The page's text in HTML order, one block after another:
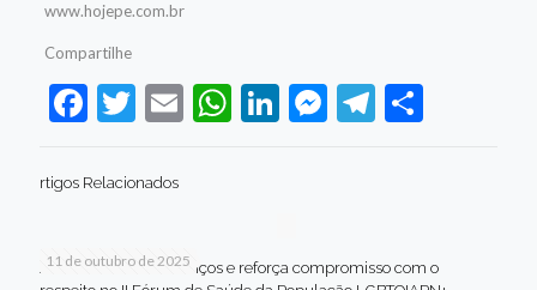
www.hojepe.com.br
Compartilhe
Facebook
Twitter
EmailWhatsApp
LinkedIn
Messenger
Telegram
Share
rtigos Relacionados
11 de outubro de 2025
Jaboatão celebra avanços e reforça compromisso com o